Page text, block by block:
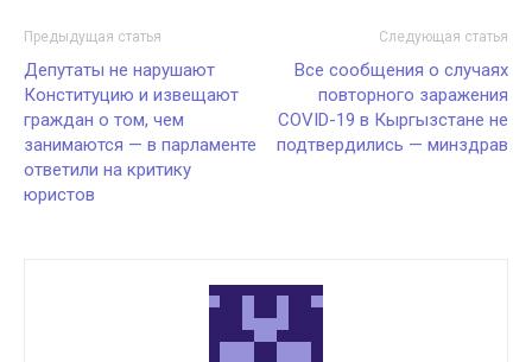
Предыдущая статья
Депутаты не нарушают
Конституцию и извещают
граждан о том, чем
занимаются — в парламенте
ответили на критику
юристов
Следующая статья
Все сообщения о случаях
повторного заражения
COVID-19 в Кыргызстане не
подтвердились — минздрав